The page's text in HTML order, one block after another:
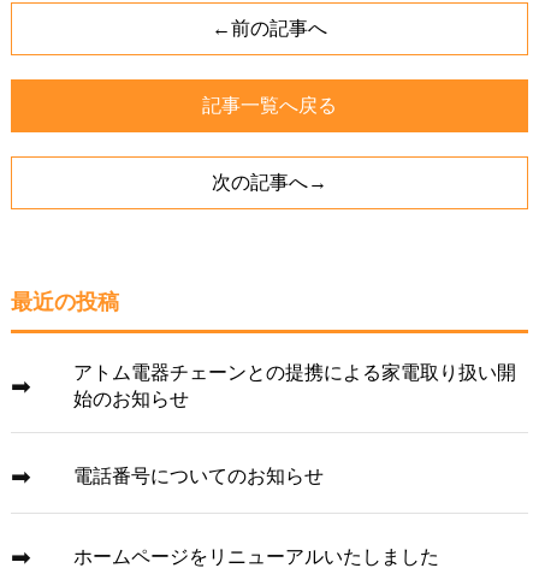
←前の記事へ
記事一覧へ戻る
次の記事へ→
最近の投稿
アトム電器チェーンとの提携による家電取り扱い開
始のお知らせ
電話番号についてのお知らせ
ホームページをリニューアルいたしました